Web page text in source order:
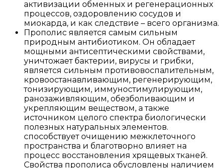
активизации обменных и регенерационных
процессов, оздоровлению сосудов и
миокарда, и как следствие – всего организма.
Прополис является самым сильным
природным антибиотиком. Он обладает
мощными антисептическими свойствами,
уничтожает бактерии, вирусы и грибки,
является сильным противовоспалительным,
кровоостанавливающим, регенерирующим,
тонизирующим, иммуностимулирующим,
ранозаживляющим, обезболивающим и
укрепляющим веществом, а также
источником целого спектра биологически
полезных натуральных элементов.
способствует очищению межклеточного
пространства и благотворно влияет на
процесс восстановления хрящевых тканей.
Свойства прополиса обусловлены наличием